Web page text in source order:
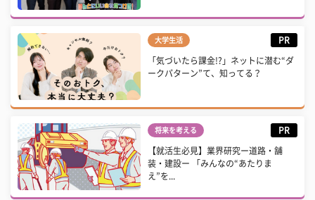
大学生活 PR
「気づいたら課金!?」ネットに潜む“ダ
ークパターン”て、知ってる？
将来を考える PR
【就活生必見】業界研究ー道路・舗
装・建設ー 「みんなの“あたりま
え”を...